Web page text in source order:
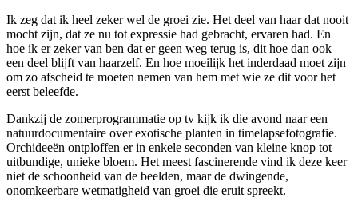
Ik zeg dat ik heel zeker wel de groei zie. Het deel van haar dat nooit
mocht zijn, dat ze nu tot expressie had gebracht, ervaren had. En
hoe ik er zeker van ben dat er geen weg terug is, dit hoe dan ook
een deel blijft van haarzelf. En hoe moeilijk het inderdaad moet zijn
om zo afscheid te moeten nemen van hem met wie ze dit voor het
eerst beleefde.
Dankzij de zomerprogrammatie op tv kijk ik die avond naar een
natuurdocumentaire over exotische planten in timelapsefotografie.
Orchideeën ontploffen er in enkele seconden van kleine knop tot
uitbundige, unieke bloem. Het meest fascinerende vind ik deze keer
niet de schoonheid van de beelden, maar de dwingende,
onomkeerbare wetmatigheid van groei die eruit spreekt.